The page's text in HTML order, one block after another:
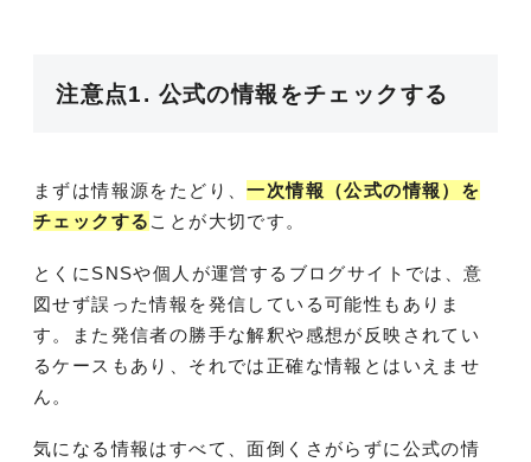
注意点1. 公式の情報をチェックする
まずは情報源をたどり、一次情報（公式の情報）を
チェックする ことが大切です。
とくにSNSや個人が運営するブログサイトでは、意
図せず誤った情報を発信している可能性もありま
す。また発信者の勝手な解釈や感想が反映されてい
るケースもあり、それでは正確な情報とはいえませ
ん。
気になる情報はすべて、面倒くさがらずに公式の情